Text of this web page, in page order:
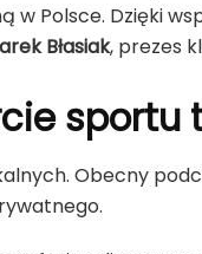
w Polsce. Dzięki
Błasiak, prezes
Obecny